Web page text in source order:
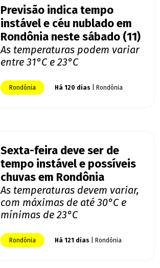
Previsão indica tempo
instável e céu nublado em
Rondônia neste sábado (11)
As temperaturas podem variar
entre 31°C e 23°C
Rondônia Há 120 dias | Rondônia
Sexta-feira deve ser de
tempo instável e possíveis
chuvas em Rondônia
As temperaturas devem variar,
com máximas de até 30°C e
mínimas de 23°C
Rondônia Há 121 dias | Rondônia